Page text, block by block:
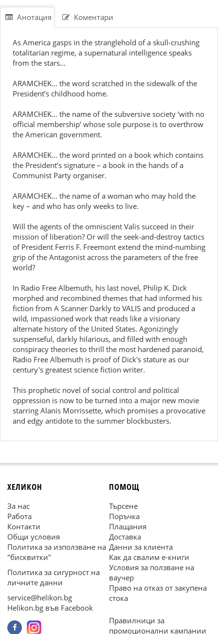
Анотация Коментари
As America gasps in the stranglehold of a skull-crushing
totalitarian regime, a supernatural intelligence speaks
from the stars…
ARAMCHEK… the word scratched in the sidewalk of the
President’s childhood home.
ARAMCHEK… the name of the subversive society ‘with no
official membership’ whose sole purpose is to overthrow
the American government.
ARAMCHEK… the word printed on a book which contains
the President’s signature – a book in the hands of a
Communist Party organiser.
ARAMCHEK… the name of a woman who may hold the
key – and who has only weeks to live.
Will the agents of the omniscient Valis succeed in their
mission of liberation? Or will the seek-and-destroy tactics
of President Ferris F. Freemont extend the mind-numbing
grip of the Antagonist across the parameters of the free
world?
In Radio Free Albemuth, his last novel, Philip K. Dick
morphed and recombined themes that had informed his
fiction from A Scanner Darkly to VALIS and produced a
wild, impassioned work that reads like a visionary
alternate history of the United States. Agonizingly
suspenseful, darkly hilarious, and filled with enough
conspiracy theories to thrill the most hardened paranoid,
Radio Free Albemuth is proof of Dick's stature as our
century's greatest science fiction writer.
This prophetic novel of social control and political
oppression is now to be turned into a major new movie
starring Alanis Morrissette, which promises a provocative
and edgy antidote to the summer blockbusters.
ХЕЛИКОН
За нас
Работа
Контакти
Общи условия
Политика за използване на
"бисквитки"
Политика за сигурност на
личните данни
service@helikon.bg
Helikon.bg във Facebook
ПОМОЩ
Търсене
Поръчка
Плащания
Доставка
Данни за клиента
Как да свалим е-книги
Условия за ползване на
ваучер
Право на отказ от закупена
стока
Правилници за
промоционални кампании